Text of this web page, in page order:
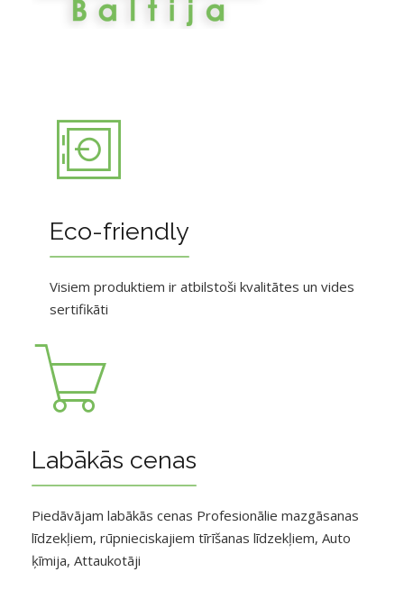
Eco-friendly
Visiem produktiem ir atbilstoši kvalitātes un vides
sertifikāti
Labākās cenas
Piedāvājam labākās cenas Profesionālie mazgāsanas
līdzekļiem, rūpnieciskajiem tīrīšanas līdzekļiem, Auto
ķīmija, Attaukotāji